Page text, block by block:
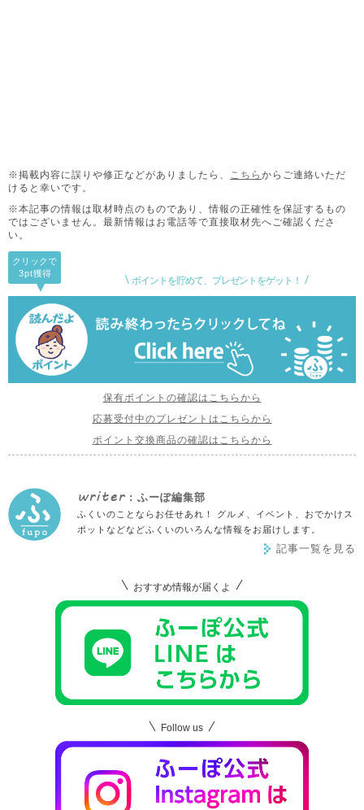
※掲載内容に誤りや修正などがありましたら、 こちら からご連絡いただ
けると幸いです。
※本記事の情報は取材時点のものであり、情報の正確性を保証するもの
ではございません。 最新情報はお電話等で直接取材先へご確認くださ
い。
ポイントを貯めて、プレゼントをゲット！
クリックで
3pt獲得
保有ポイントの確認はこちらから
応募受付中のプレゼントはこちらから
ポイント交換商品の確認はこちらから
writer : ふーぽ編集部
ふくいのことならお任せあれ！ グルメ、イベント、おでかけス
ポットなどなどふくいのいろんな情報をお届けします。
記事一覧を見る
おすすめ情報が届くよ
Follow us